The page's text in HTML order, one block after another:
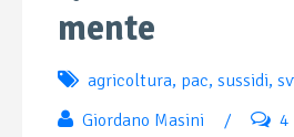
mente
agricoltura, pac, sussidi,
Giordano Masini
/ 4